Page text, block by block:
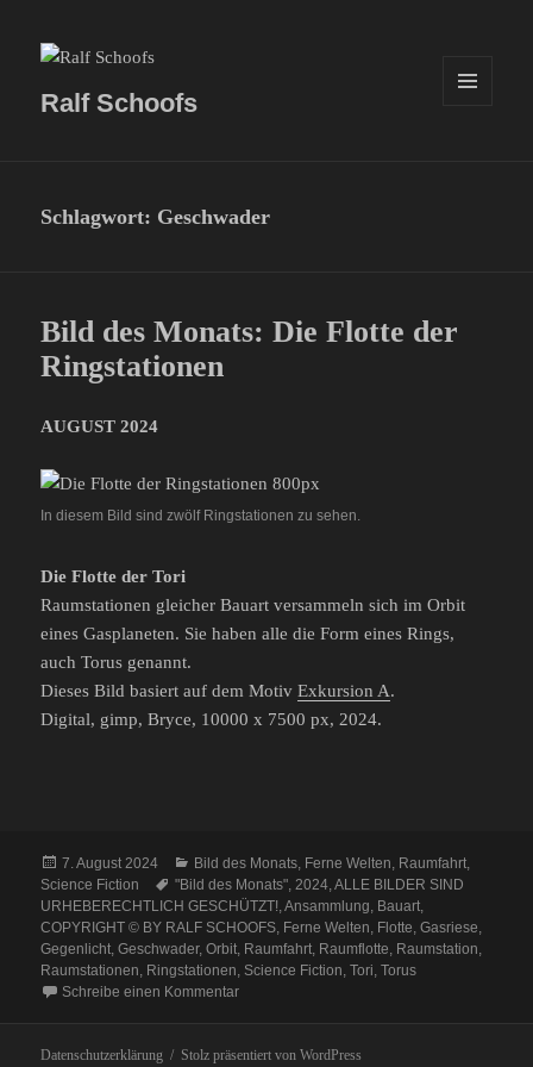
Ralf Schoofs
Schlagwort: Geschwader
Bild des Monats: Die Flotte der
Ringstationen
AUGUST 2024
In diesem Bild sind zwölf Ringstationen zu sehen.
Die Flotte der Tori
Raumstationen gleicher Bauart versammeln sich im Orbit
eines Gasplaneten. Sie haben alle die Form eines Rings,
auch Torus genannt.
Dieses Bild basiert auf dem MotivExkursion A.
Digital, gimp, Bryce, 10000 x 7500 px, 2024.
Veröffentlicht
am
7. August 2024 Kategorien
Bild des Monats Ferne Welten Raumfahrt
Science Fiction
Schlagwörter
"Bild des Monats" 2024 ,ALLE BILDER SIND
URHEBERECHTLICH GESCHÜTZT! ,Ansammlung Bauart
COPYRIGHT © BY RALF SCHOOFS Ferne Welten Flotte ,Gasriese
Gegenlicht ,Geschwader,Orbit Raumfahrt Raumflotte Raumstation
Raumstationen Ringstationen Science Fiction ,Tori ,Torus
Schreibe einen Kommentarzu Bild des Monats: Die Flotte der
Datenschutzerklärung Stolz präsentiert von WordPress